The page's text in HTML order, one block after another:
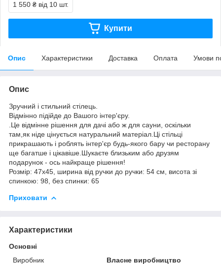
1 550 ₴ від 10 шт.
Купити
Опис Характеристики Доставка Оплата Умови
Опис
Зручний і стильний стілець.
Відмінно підійде до Вашого інтер'єру.
.Це відмінне рішення для дачі або ж для сауни, оскільки
там,як ніде цінується натуральний матеріал.Ці стільці
прикрашають і роблять інтер'єр будь-якого бару чи ресторану
ще багатше і цікавіше.Шукаєте близьким або друзям
подарунок - ось найкраще рішення!
Розмір: 47х45, ширина від ручки до ручки: 54 см, висота зі
спинкою: 98, без спинки: 65
Приховати
Характеристики
Основні
Виробник
Власне виробництво